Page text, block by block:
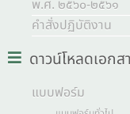
พ.ศ. ๒๕๖๐-๒๕๖๑
คำสั่งปฏิบัติงาน
ดาวน์โหลดเอกส
แบบฟอร์ม